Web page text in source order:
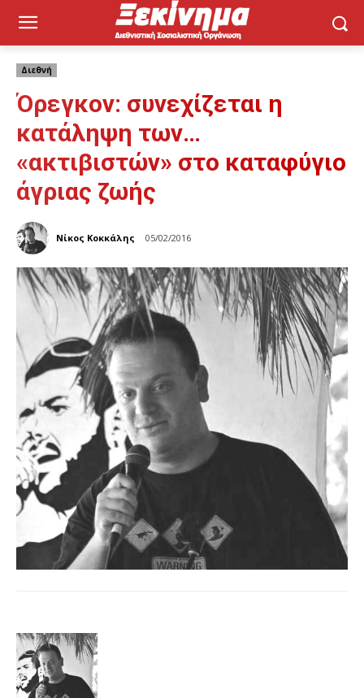
Διεθνή
Όρεγκον: συνεχίζεται η
κατάληψη των…
«ακτιβιστών» στο καταφύγιο
άγριας ζωής
Νίκος Κοκκάλης 05/02/2016